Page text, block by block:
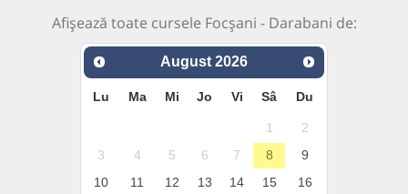
Afișează toate cursele Focșani - Darabani de:
August 2026
Lu Ma Mi Jo Vi Sâ Du
1
2
3
4 5 6 7 8
9
10
11 12 13 14 15
16